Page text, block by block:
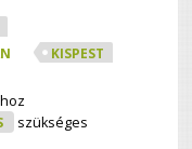
KISPEST
Indult Kispesten
Átalakulásban
Kapcsolatosan
szükséges